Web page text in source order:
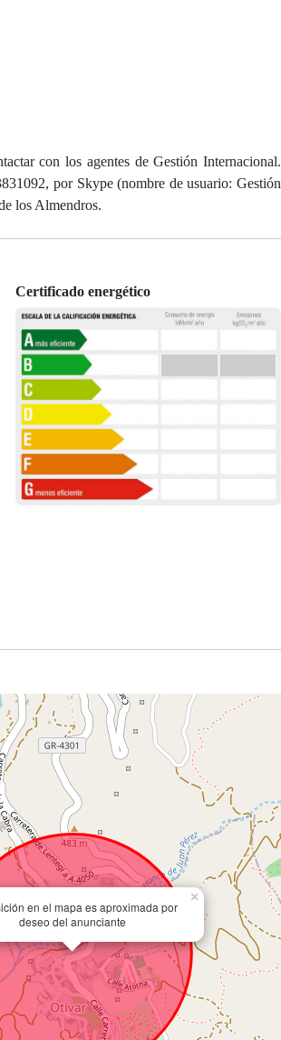
con los agentes de Gestión Internacional.
por Skype (nombre de usuario: Gestión
los Almendros.
Certificado energético
en el mapa es aproximada por
deseo del anunciante
×